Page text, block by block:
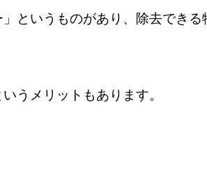
というものがあり、除去できる
うメリットもあります。